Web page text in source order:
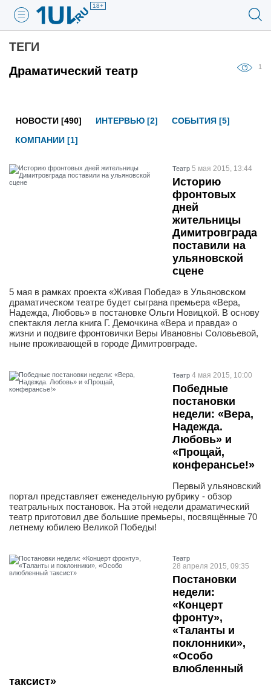
18+
ТЕГИ
Драматический театр
1
НОВОСТИ [490] ИНТЕРВЬЮ [2]
СОБЫТИЯ [5]
КОМПАНИИ [1]
Театр 5 мая 2015, 13:44
Историю
фронтовых
дней
жительницы
Димитровграда
поставили на
ульяновской
сцене
5 мая в рамках проекта «Живая Победа» в Ульяновском
драматическом театре будет сыграна премьера «Вера,
Надежда, Любовь» в постановке Ольги Новицкой. В основу
спектакля легла книга Г. Демочкина «Вера и правда» о
жизни и подвиге фронтовички Веры Ивановны Соловьевой,
ныне проживающей в городе Димитровграде.
Театр 4 мая 2015, 10:00
Победные
постановки
недели: «Вера,
Надежда.
Любовь» и
«Прощай,
конферансье!»
Первый ульяновский
портал представляет еженедельную рубрику - обзор
театральных постановок. На этой недели драматический
театр приготовил две большие премьеры, посвящённые 70
летнему юбилею Великой Победы!
Театр
28 апреля 2015, 09:35
Постановки
недели:
«Концерт
фронту»,
«Таланты и
поклонники»,
«Особо
влюбленный
таксист»